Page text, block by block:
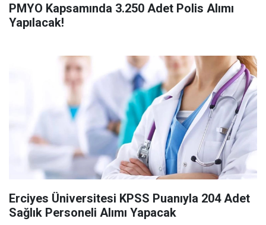
PMYO Kapsamında 3.250 Adet Polis Alımı
Yapılacak!
Erciyes Üniversitesi KPSS Puanıyla 204 Adet
Sağlık Personeli Alımı Yapacak